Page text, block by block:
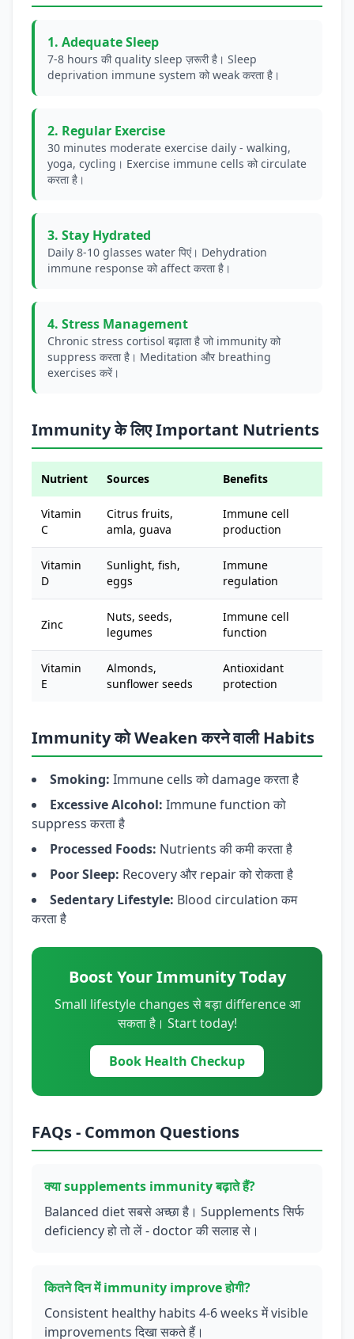
1. Adequate Sleep
7-8 hours की quality sleep ज़रूरी है। Sleep
deprivation immune system को weak करता है।
2. Regular Exercise
30 minutes moderate exercise daily - walking,
yoga, cycling। Exercise immune cells को circulate
करता है।
3. Stay Hydrated
Daily 8-10 glasses water पिएं। Dehydration
immune response को affect करता है।
4. Stress Management
Chronic stress cortisol बढ़ाता है जो immunity को
suppress करता है। Meditation और breathing
exercises करें।
Immunity के लिए Important Nutrients
Nutrient Sources Benefits
Vitamin
C
Citrus fruits,
amla, guava
Immune cell
production
Vitamin
D
Sunlight, fish,
eggs
Immune
regulation
Zinc
Nuts, seeds,
legumes
Immune cell
function
Vitamin
E
Almonds,
sunflower seeds
Antioxidant
protection
Immunity को Weaken करने वाली Habits
Smoking: Immune cells को damage करता है
Excessive Alcohol: Immune function को
suppress करता है
Processed Foods: Nutrients की कमी करता है
Poor Sleep: Recovery और repair को रोकता है
Sedentary Lifestyle: Blood circulation कम
करता है
Boost Your Immunity Today
Small lifestyle changes से बड़ा difference आ
सकता है। Start today!
Book Health Checkup
FAQs - Common Questions
क्या supplements immunity बढ़ाते हैं?
Balanced diet सबसे अच्छा है। Supplements सिर्फ
deficiency हो तो लें - doctor की सलाह से।
कितने दिन में immunity improve होगी?
Consistent healthy habits 4-6 weeks में visible
improvements दिखा सकते हैं।